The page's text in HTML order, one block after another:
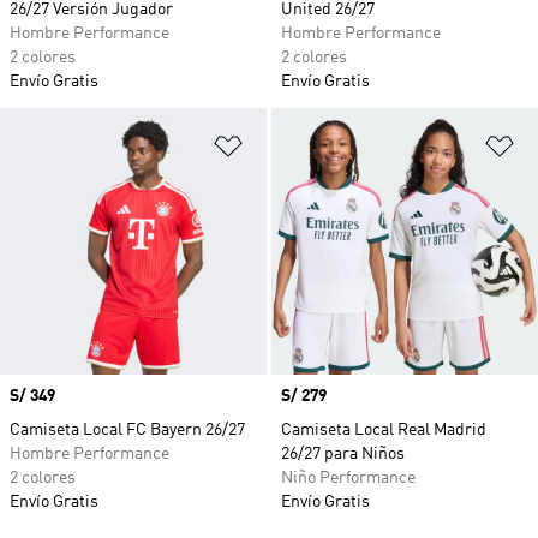
26/27 Versión Jugador
Hombre Performance
2 colores
Envío Gratis
United 26/27
Hombre Performance
2 colores
Envío Gratis
Añadir a la lista de deseos
Precio
S/ 349
Camiseta Local FC Bayern 26/27
Hombre Performance
2 colores
Envío Gratis
Precio
S/ 279
Camiseta Local Real Madrid
26/27 para Niños
Niño Performance
Envío Gratis